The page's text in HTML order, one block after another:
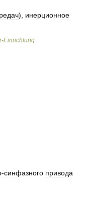
), инерционное
-Einrichtung
-синфазного привода